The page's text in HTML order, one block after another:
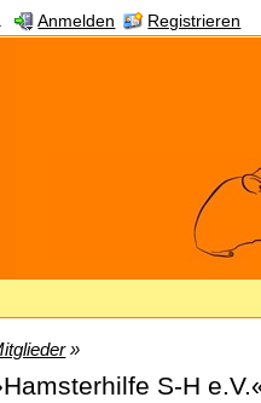
Anmelden Registrieren
»
S-H